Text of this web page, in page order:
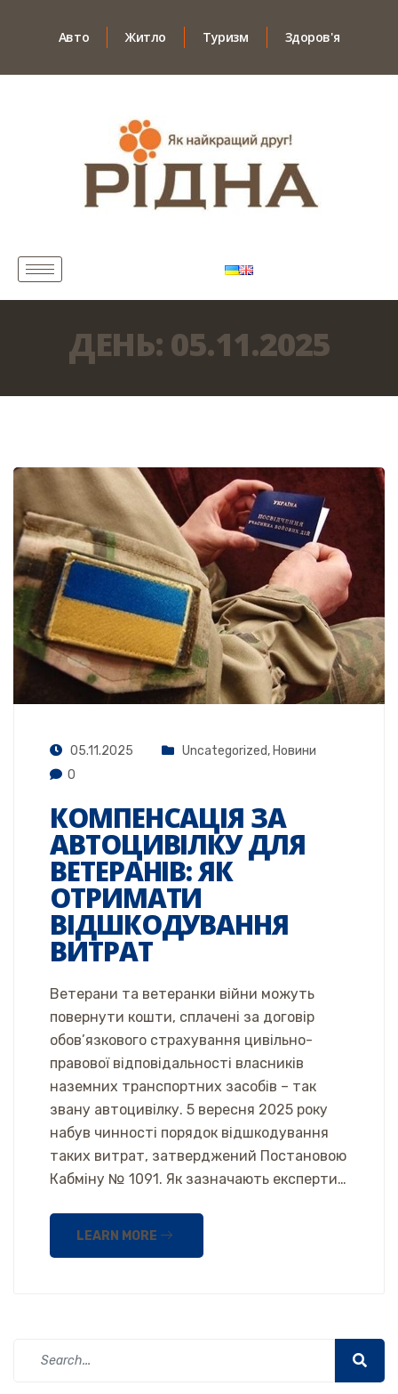
Авто Житло Туризм Здоров'я
ДЕНЬ: 05.11.2025
05.11.2025 Uncategorized, Новини
0
КОМПЕНСАЦІЯ ЗА
АВТОЦИВІЛКУ ДЛЯ
ВЕТЕРАНІВ: ЯК
ОТРИМАТИ
ВІДШКОДУВАННЯ
ВИТРАТ
Ветерани та ветеранки війни можуть
повернути кошти, сплачені за договір
обов’язкового страхування цивільно-
правової відповідальності власників
наземних транспортних засобів – так
звану автоцивілку. 5 вересня 2025 року
набув чинності порядок відшкодування
таких витрат, затверджений Постановою
Кабміну № 1091. Як зазначають експерти…
LEARN MORE